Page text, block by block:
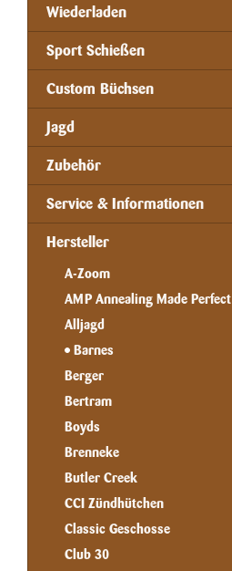
Wiederladen
Sport Schießen
Custom Büchsen
Jagd
Zubehör
Service & Informationen
Hersteller
A-Zoom
AMP Annealing Made Perfect
Alljagd
Barnes
Berger
Bertram
Boyds
Brenneke
Butler Creek
CCI Zündhütchen
Classic Geschosse
Club 30